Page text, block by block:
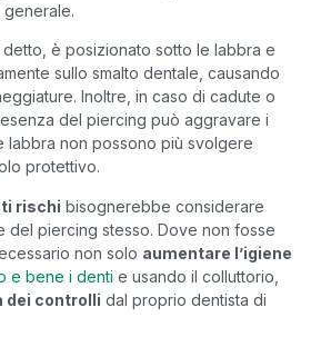
è posizionato sotto le labbra e
sullo smalto dentale, causando
Inoltre, in caso di cadute o
del piercing può aggravare i
labbra non possono più svolgere
protettivo.
rischi bisognerebbe considerare
del piercing stesso. Dove non fosse
non solo aumentare l’igiene
e bene i denti e usando il colluttorio,
dei controlli dal proprio dentista di